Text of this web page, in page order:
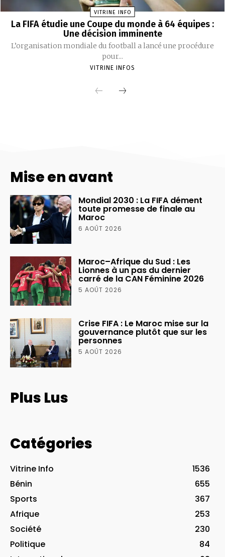
Mise en avant
Mondial 2030 : La FIFA dément
toute promesse de finale au
Maroc
6 AOÛT 2026
Maroc–Afrique du Sud : Les
Lionnes à un pas du dernier
carré de la CAN Féminine 2026
5 AOÛT 2026
Crise FIFA : Le Maroc mise sur la
gouvernance plutôt que sur les
personnes
5 AOÛT 2026
Plus Lus
Catégories
Vitrine Info
1536
Bénin
655
Sports
367
Afrique
253
Société
230
Politique
84